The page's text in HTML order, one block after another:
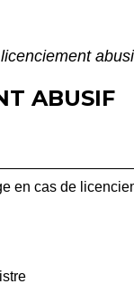
ABUSIF
en cas de